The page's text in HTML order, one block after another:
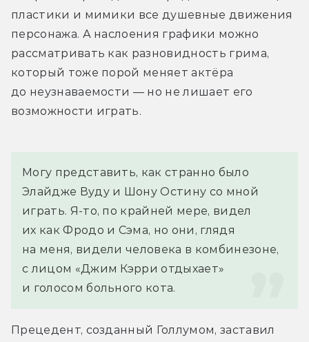
пластики и мимики все душевные движения
персонажа. А наслоения графики можно
рассматривать как разновидность грима,
который тоже порой меняет актёра
до неузнаваемости — но не лишает его
возможности играть.
Могу представить, как странно было
Элайдже Вуду и Шону Остину со мной
играть. Я-то, по крайней мере, видел
их как Фродо и Сэма, но они, глядя
на меня, видели человека в комбинезоне,
с лицом «Джим Кэрри отдыхает»
и голосом больного кота.
Прецедент, созданный Голлумом, заставил